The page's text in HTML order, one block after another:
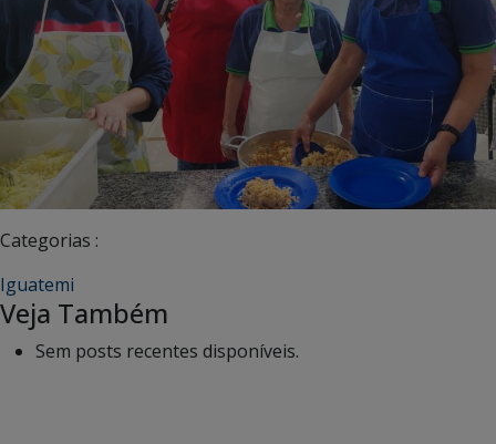
Categorias :
Iguatemi
Veja Também
Sem posts recentes disponíveis.